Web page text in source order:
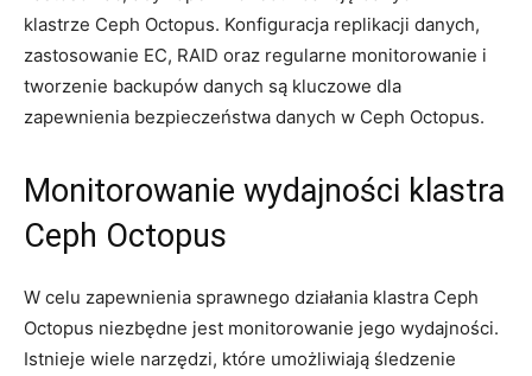
‌klastrze Ceph Octopus. Konfiguracja replikacji danych,
zastosowanie EC,‌ RAID ​oraz regularne monitorowanie ⁤i
tworzenie backupów⁤ danych są kluczowe dla
zapewnienia bezpieczeństwa danych ⁢w Ceph Octopus.
Monitorowanie wydajności klastra‌
Ceph Octopus
W⁢ celu zapewnienia sprawnego działania klastra Ceph ​
Octopus niezbędne jest monitorowanie jego wydajności.
Istnieje wiele⁣ narzędzi, które umożliwiają‍ śledzenie